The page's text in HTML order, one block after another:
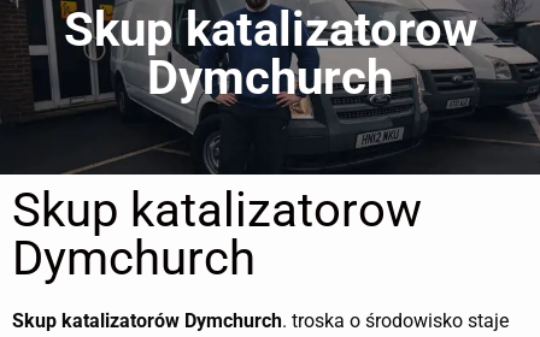
Skup katalizatorow
Dymchurch
Skup katalizatorow
Dymchurch
Skup katalizatorów Dymchurch. troska o środowisko staje